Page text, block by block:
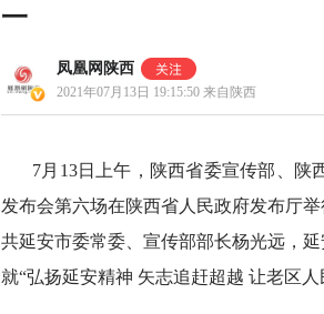
一
凤凰网陕西
2021年07月13日 19:15:50 来自陕西
7月13日上午，陕西省委宣传部、陕
发布会第六场在陕西省人民政府发布厅
共延安市委常委、宣传部部长杨光远，
就“弘扬延安精神 矢志追赶超越 让老区